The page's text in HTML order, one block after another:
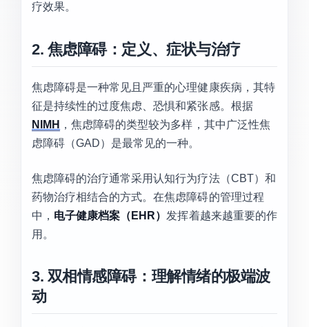
疗效果。
2. 焦虑障碍：定义、症状与治疗
焦虑障碍是一种常见且严重的心理健康疾病，其特
征是持续性的过度焦虑、恐惧和紧张感。根据
NIMH ，焦虑障碍的类型较为多样，其中广泛性焦
虑障碍（GAD）是最常见的一种。
焦虑障碍的治疗通常采用认知行为疗法（CBT）和
药物治疗相结合的方式。在焦虑障碍的管理过程
中， 电子健康档案（EHR） 发挥着越来越重要的作
用。
3. 双相情感障碍：理解情绪的极端波
动